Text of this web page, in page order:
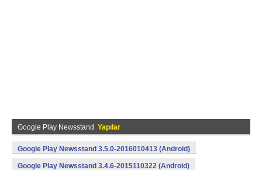
Google Play Newsstand Yapılar
Google Play Newsstand 3.5.0-2016010413 (Android)
Google Play Newsstand 3.4.6-2015110322 (Android)